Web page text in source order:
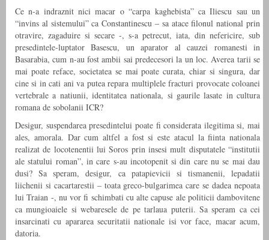
Ce n-a indraznit nici macar o “carpa kaghebista” ca Iliescu sau un
“invins al sistemului” ca Constantinescu – sa atace filonul national prin
otravire, zagaduire si secare -, s-a petrecut, iata, din nefericire, sub
presedintele-luptator Basescu, un aparator al cauzei romanesti in
Basarabia, cum n-au fost ambii sai predecesori la un loc. Averea tarii se
mai poate reface, societatea se mai poate curata, chiar si singura, dar
cine si in cati ani va putea repara multiplele fracturi provocate coloanei
vertebrale a natiunii, identitatea nationala, si gaurile lasate in cultura
romana de sobolanii ICR?
Desigur, suspendarea presedintelui poate fi considerata ilegitima si, mai
ales, amorala. Dar cum altfel a fost si este atacul la fiinta nationala
realizat de locotenentii lui Soros prin insesi mult disputatele “institutii
ale statului roman”, in care s-au incotopenit si din care nu se mai dau
dusi? Sa speram, desigur, ca patapievicii si tismanenii, lepadatii
liichenii si cacartarestii – toata greco-bulgarimea care se dadea nepoata
lui Traian -, nu vor fi schimbati cu alte capuse ale politicii dambovitene
ca mungioaiele si webaresele de pe tarlaua puterii. Sa speram ca cei
insarcinati cu apararea securitatii nationale isi vor face, macar acum,
datoria.